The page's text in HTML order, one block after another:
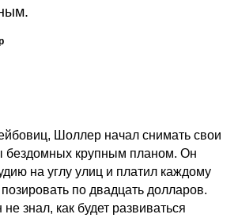
Шоллер начал снимать свои
бездомных крупным планом. Он
на углу улиц и платил каждому
по двадцать долларов.
знал, как будет развиваться